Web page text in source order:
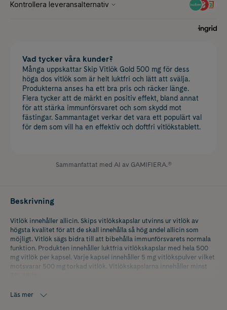
Vad tycker våra kunder?
Många uppskattar Skip Vitlök Gold 500 mg för dess
höga dos vitlök som är helt luktfri och lätt att svälja.
Produkterna anses ha ett bra pris och räcker länge.
Flera tycker att de märkt en positiv effekt, bland annat
för att stärka immunförsvaret och som skydd mot
fästingar. Sammantaget verkar det vara ett populärt val
för dem som vill ha en effektiv och doftfri vitlökstablett.
Sammanfattat med AI av GAMIFIERA.®
Beskrivning
Vitlök innehåller allicin. Skips vitlökskapslar utvinns ur vitlök av
högsta kvalitet för att de skall innehålla så hög andel allicin som
möjligt. Vitlök sägs bidra till att bibehålla immunförsvarets normala
funktion. Produkten innehåller luktfria vitlökskapslar med hela 500
mg vitlök per kapsel. Varje kapsel innehåller 5 mg vitlökspulver vilket
motsvarar 500 mg torkad vitlök. Vitlökskapslarna innehåller minst
exempelvis en hel fästing eller förkylningssäsong.
Läs mer